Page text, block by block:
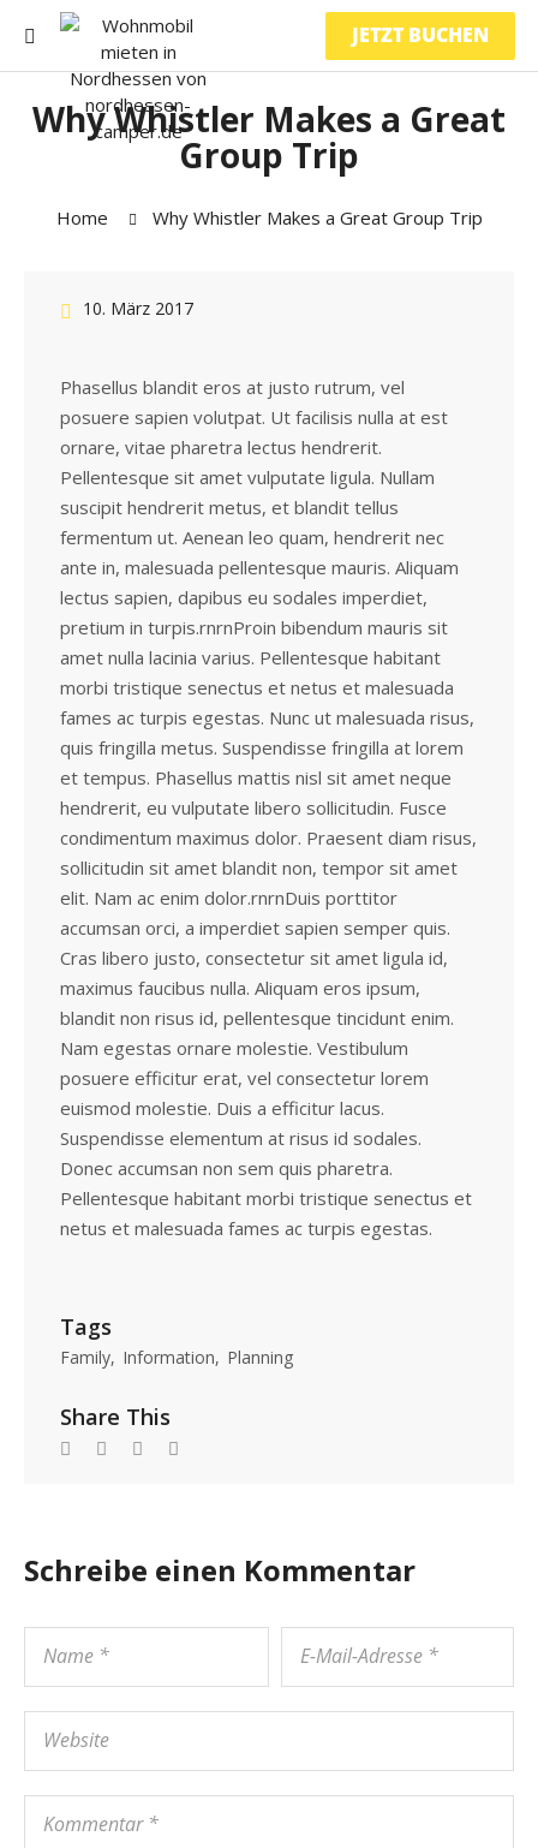
JETZT BUCHEN
Why Whistler Makes a Great
Group Trip
Home Why Whistler Makes a Great Group Trip
10. März 2017
Phasellus blandit eros at justo rutrum, vel
posuere sapien volutpat. Ut facilisis nulla at est
ornare, vitae pharetra lectus hendrerit.
Pellentesque sit amet vulputate ligula. Nullam
suscipit hendrerit metus, et blandit tellus
fermentum ut. Aenean leo quam, hendrerit nec
ante in, malesuada pellentesque mauris. Aliquam
lectus sapien, dapibus eu sodales imperdiet,
pretium in turpis.rnrnProin bibendum mauris sit
amet nulla lacinia varius. Pellentesque habitant
morbi tristique senectus et netus et malesuada
fames ac turpis egestas. Nunc ut malesuada risus,
quis fringilla metus. Suspendisse fringilla at lorem
et tempus. Phasellus mattis nisl sit amet neque
hendrerit, eu vulputate libero sollicitudin. Fusce
condimentum maximus dolor. Praesent diam risus,
sollicitudin sit amet blandit non, tempor sit amet
elit. Nam ac enim dolor.rnrnDuis porttitor
accumsan orci, a imperdiet sapien semper quis.
Cras libero justo, consectetur sit amet ligula id,
maximus faucibus nulla. Aliquam eros ipsum,
blandit non risus id, pellentesque tincidunt enim.
Nam egestas ornare molestie. Vestibulum
posuere efficitur erat, vel consectetur lorem
euismod molestie. Duis a efficitur lacus.
Suspendisse elementum at risus id sodales.
Donec accumsan non sem quis pharetra.
Pellentesque habitant morbi tristique senectus et
netus et malesuada fames ac turpis egestas.
Tags
Family Information Planning
Share This
Schreibe einen Kommentar